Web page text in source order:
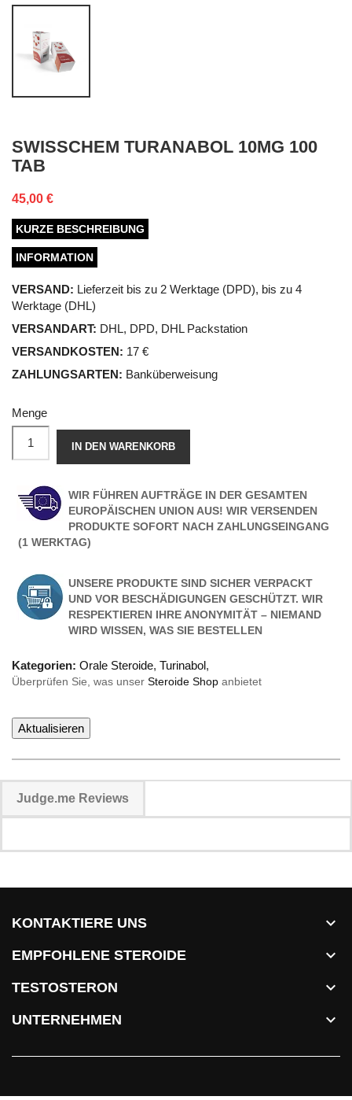
SWISSCHEM TURANABOL 10MG 100
TAB
45,00 €
KURZE BESCHREIBUNG
INFORMATION
VERSAND: Lieferzeit bis zu 2 Werktage (DPD), bis zu 4
Werktage (DHL)
VERSANDART: DHL, DPD, DHL Packstation
VERSANDKOSTEN: 17 €
ZAHLUNGSARTEN: Banküberweisung
Menge
IN DEN WARENKORB
WIR FÜHREN AUFTRÄGE IN DER GESAMTEN
EUROPÄISCHEN UNION AUS! WIR VERSENDEN
PRODUKTE SOFORT NACH ZAHLUNGSEINGANG
(1 WERKTAG)
UNSERE PRODUKTE SIND SICHER VERPACKT
UND VOR BESCHÄDIGUNGEN GESCHÜTZT. WIR
RESPEKTIEREN IHRE ANONYMITÄT – NIEMAND
WIRD WISSEN, WAS SIE BESTELLEN
Kategorien: Orale Steroide, Turinabol,
Überprüfen Sie, was unser Steroide Shop anbietet
Judge.me Reviews
KONTAKTIERE UNS 
EMPFOHLENE STEROIDE 
TESTOSTERON 
UNTERNEHMEN 